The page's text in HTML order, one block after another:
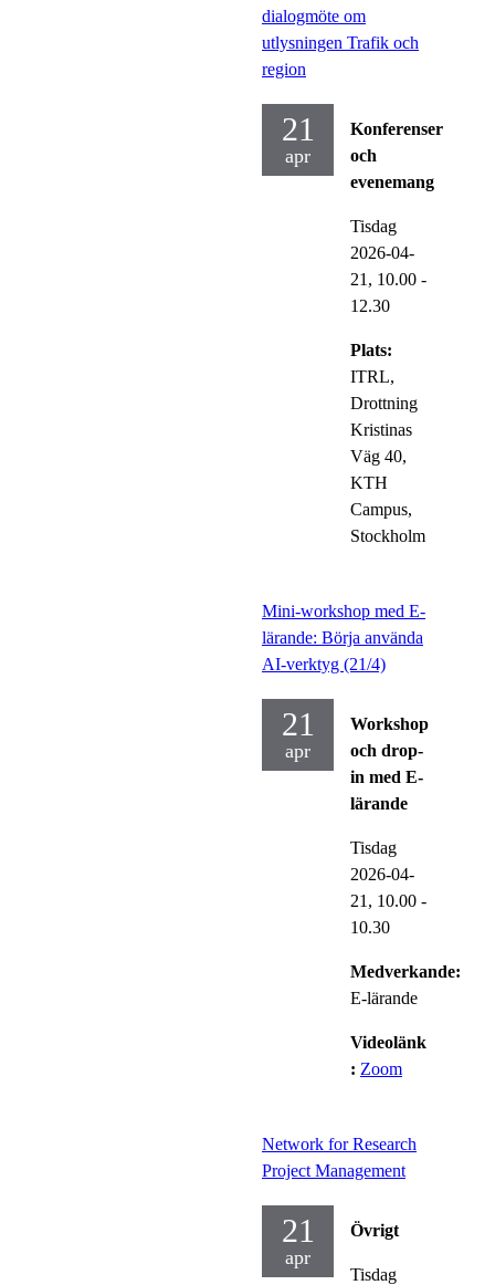
dialogmöte om
utlysningen Trafik och
region
21
apr
Konferenser
och
evenemang
Tisdag
2026-04-
21, 10.00 -
12.30
Plats:
ITRL,
Drottning
Kristinas
Väg 40,
KTH
Campus,
Stockholm
Mini-workshop med E-
lärande: Börja använda
AI-verktyg (21/4)
21
apr
Workshop
och drop-
in med E-
lärande
Tisdag
2026-04-
21, 10.00 -
10.30
Medverkande:
E-lärande
Videolänk
: Zoom
Network for Research
Project Management
21
apr
Övrigt
Tisdag